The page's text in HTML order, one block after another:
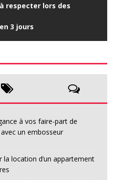
respecter lors des
3 jours
à vos faire-part de
un embosseur
la location d’un appartement